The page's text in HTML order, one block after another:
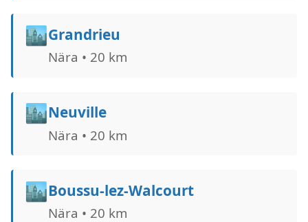
🏙️Grandrieu
Nära • 20 km
🏙️Neuville
Nära • 20 km
🏙️Boussu-lez-Walcourt
Nära • 20 km